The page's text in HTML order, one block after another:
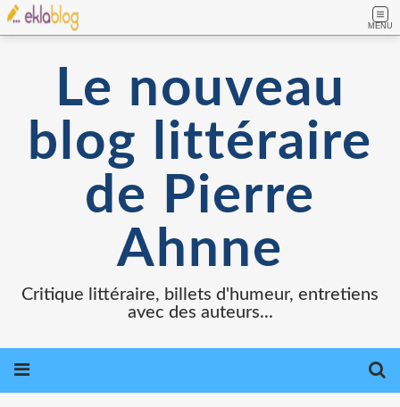
MENU
Le nouveau
blog littéraire
de Pierre
Ahnne
Critique littéraire, billets d'humeur, entretiens
avec des auteurs...